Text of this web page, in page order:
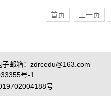
首页 上一页
邮箱：zdrcedu@163.com
号-1
号